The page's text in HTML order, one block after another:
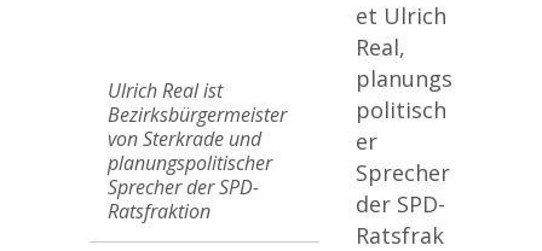
Ulrich Real ist
Bezirksbürgermeister
von Sterkrade und
planungspolitischer
Sprecher der SPD-
Ratsfraktion
et Ulrich
Real,
planungs
politisch
er
Sprecher
der SPD-
Ratsfrak